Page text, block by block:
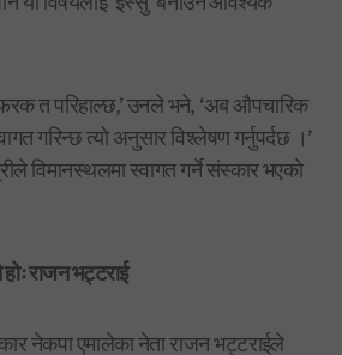
फरक त परिहाल्छ,’ उनले भने, ‘अब औपचारिक
गरिन्छ त्यो अनुसार विश्लेषण गर्नुपर्दछ ।’
विमानस्थलमा स्वागत गर्ने संस्कार भएको
राजन भट्टराई
नेकपा एमालेका नेता राजन भट्टराईले